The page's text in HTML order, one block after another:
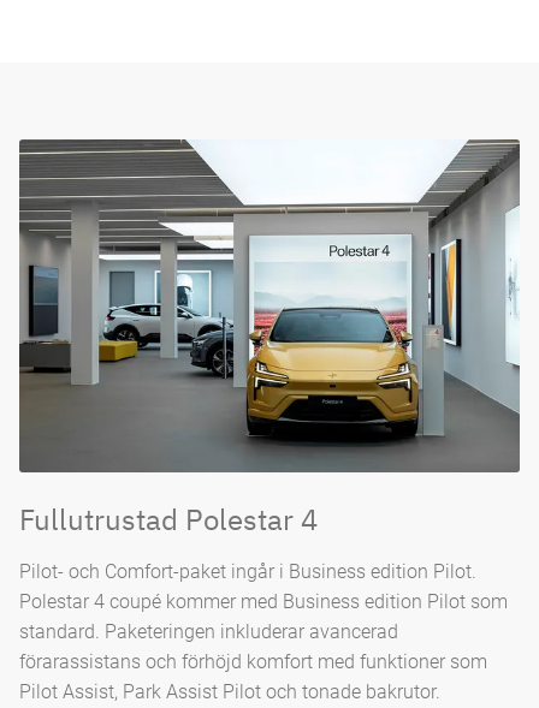
Fullutrustad Polestar 4
Pilot- och Comfort-paket ingår i Business edition Pilot.
Polestar 4 coupé kommer med Business edition Pilot som
standard. Paketeringen inkluderar avancerad
förarassistans och förhöjd komfort med funktioner som
Pilot Assist, Park Assist Pilot och tonade bakrutor.